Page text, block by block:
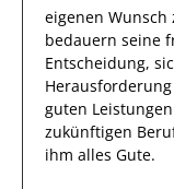
eigenen Wunsch
bedauern seine
Entscheidung,
guten
zukünftigen
ihm alles Gute.